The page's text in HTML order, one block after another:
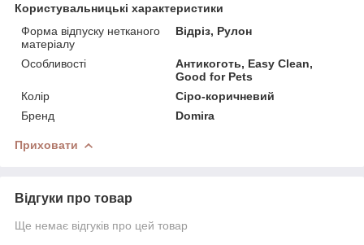
Користувальницькі характеристики
Форма відпуску нетканого
матеріалу
Відріз, Рулон
Особливості
Антикоготь, Easy Clean,
Good for Pets
Колір
Сіро-коричневий
Бренд
Domira
Приховати
Відгуки про товар
Ще немає відгуків про цей товар